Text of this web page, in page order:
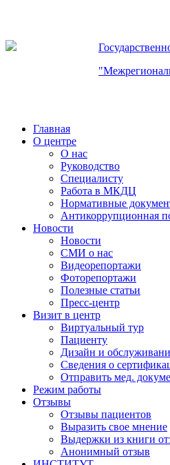
Главная
О центре
О нас
Руководство
Специалисту
Работа в МКДЦ
Нормативные
Антикоррупционная
Новости
Новости
СМИ о нас
Видеорепортажи
Фоторепортажи
Полезные статьи
Пресс-центр
Визит в центр
Виртуальный тур
Пациенту
Дизайн и
Сведения о
Отправить мед.
Режим работы
Отзывы
Отзывы пациентов
Выразить свое мнение
Выдержки из книги
Анонимный отзыв